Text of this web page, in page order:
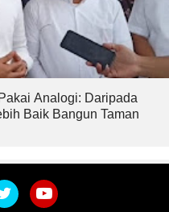
Analogi: Daripada
Baik Bangun Taman